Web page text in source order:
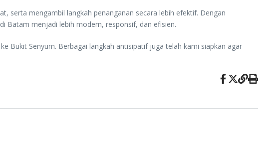
serta mengambil langkah penanganan secara lebih efektif. Dengan
Batam menjadi lebih modern, responsif, dan efisien.
Bukit Senyum. Berbagai langkah antisipatif juga telah kami siapkan agar